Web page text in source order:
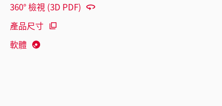
360° 檢視 (3D PDF)
產品尺寸
軟體